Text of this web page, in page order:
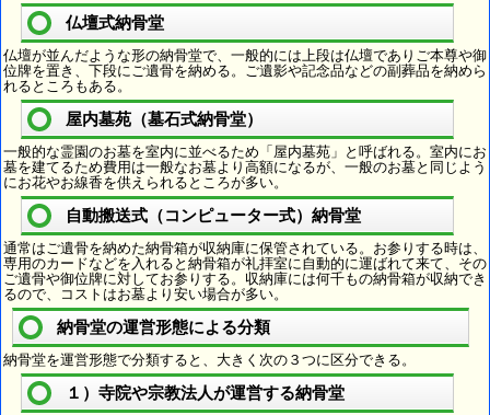
仏壇式納骨堂
仏壇が並んだような形の納骨堂で、一般的には上段は仏壇でありご本尊や御
位牌を置き、下段にご遺骨を納める。ご遺影や記念品などの副葬品を納めら
れるところもある。
屋内墓苑（墓石式納骨堂）
一般的な霊園のお墓を室内に並べるため「屋内墓苑」と呼ばれる。室内にお
墓を建てるため費用は一般なお墓より高額になるが、一般のお墓と同じよう
にお花やお線香を供えられるところが多い。
自動搬送式（コンピューター式）納骨堂
通常はご遺骨を納めた納骨箱が収納庫に保管されている。お参りする時は、
専用のカードなどを入れると納骨箱が礼拝室に自動的に運ばれて来て、その
ご遺骨や御位牌に対してお参りする。収納庫には何千もの納骨箱が収納でき
るので、コストはお墓より安い場合が多い。
納骨堂の運営形態による分類
納骨堂を運営形態で分類すると、大きく次の３つに区分できる。
１）寺院や宗教法人が運営する納骨堂